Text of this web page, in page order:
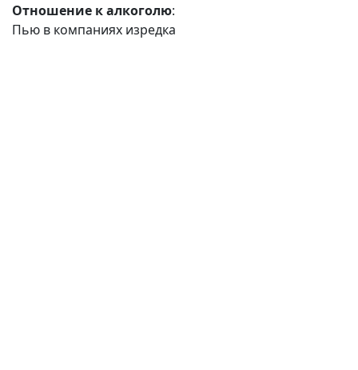
Отношение к алкоголю:
Пью в компаниях изредка